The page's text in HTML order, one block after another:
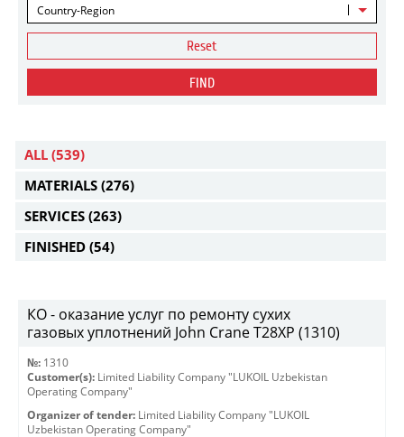
Country-Region
Reset
FIND
ALL (539)
MATERIALS (276)
SERVICES (263)
FINISHED (54)
КО - оказание услуг по ремонту сухих
газовых уплотнений John Crane T28XP (1310)
№: 1310
Customer(s): Limited Liability Company "LUKOIL Uzbekistan
Operating Company"
Organizer of tender: Limited Liability Company "LUKOIL
Uzbekistan Operating Company"